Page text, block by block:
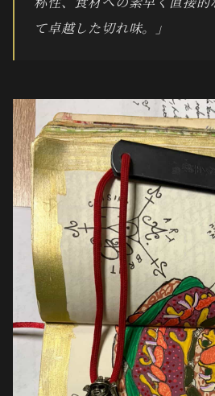
て卓越した切れ味。」